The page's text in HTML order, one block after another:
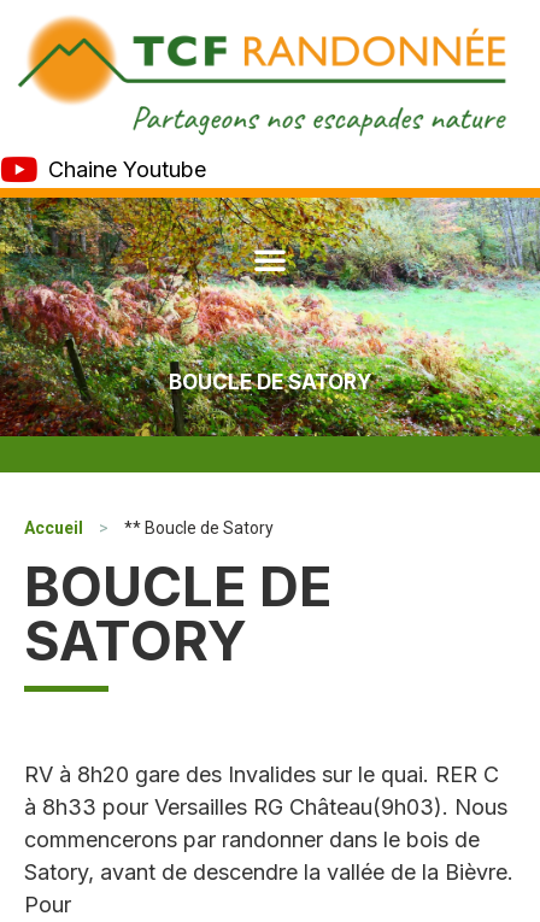
Chaine Youtube
BOUCLE DE SATORY
Accueil > ** Boucle de Satory
BOUCLE DE
SATORY
RV à 8h20 gare des Invalides sur le quai. RER C
à 8h33 pour Versailles RG Château(9h03). Nous
commencerons par randonner dans le bois de
Satory, avant de descendre la vallée de la Bièvre.
Pour